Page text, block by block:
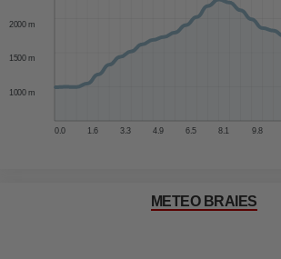
0.0 1.6 3.3 4.9 6.5 8.1 9.8
1000 m
1500 m
2000 m
METEO BRAIES